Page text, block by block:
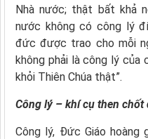
Nhà nước; thật bất khả
nước không có công lý
đức được trao cho mỗi
không phải là công lý của
khỏi Thiên Chúa thật”.
Công lý – khí cụ then chốt
Công lý, Đức Giáo